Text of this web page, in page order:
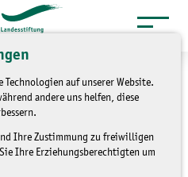
Technologien auf unserer Website.
andere uns helfen, diese
Ihre Zustimmung zu freiwilligen
Ihre Erziehungsberechtigten um
Medien